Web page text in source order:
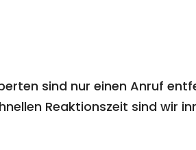
sind nur einen Anruf
Reaktionszeit sind wir